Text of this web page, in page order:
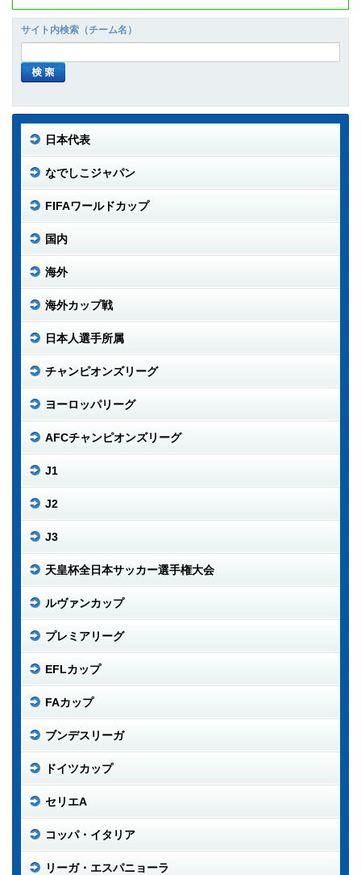
サイト内検索（チーム名）
日本代表
なでしこジャパン
FIFAワールドカップ
国内
海外
海外カップ戦
日本人選手所属
チャンピオンズリーグ
ヨーロッパリーグ
AFCチャンピオンズリーグ
J1
J2
J3
天皇杯全日本サッカー選手権大会
ルヴァンカップ
プレミアリーグ
EFLカップ
FAカップ
ブンデスリーガ
ドイツカップ
セリエA
コッパ・イタリア
リーガ・エスパニョーラ